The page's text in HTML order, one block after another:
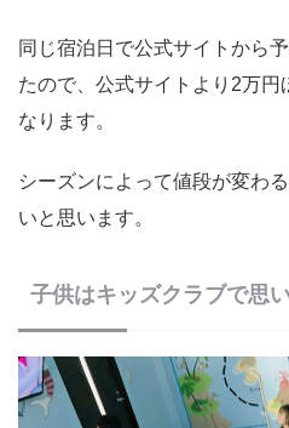
同じ宿泊日で公式サイトから
たので、公式サイトより2万円
なります。
シーズンによって値段が変わ
いと思います。
子供はキッズクラブで思